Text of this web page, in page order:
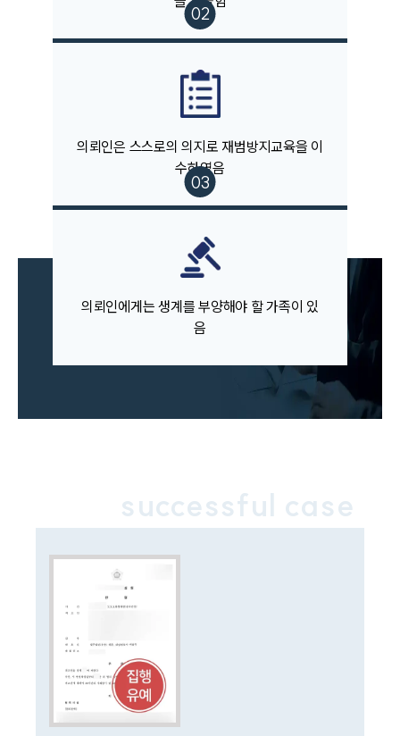
업무사례
사례분석/최신동향
법률정보
법률지식인
고객후기
업무분야
전체
구성원 소개
음주운전·교통사고전문변호사추천
뉴스레터/브로슈어
세미나
의뢰인은 스스로의 의지로 재범방지교육을 이
수하였음
의뢰인에게는 생계를 부양해야 할 가족이 있
음
successful case